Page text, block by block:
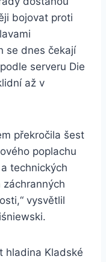
bojovat proti
se dnes čekají
serveru Die
až v
překročila šest
poplachu
technických
vysvětlil
hladina Kladské